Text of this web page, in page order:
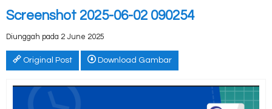
Screenshot 2025-06-02 090254
Diunggah pada 2 June 2025
Original Post Download Gambar